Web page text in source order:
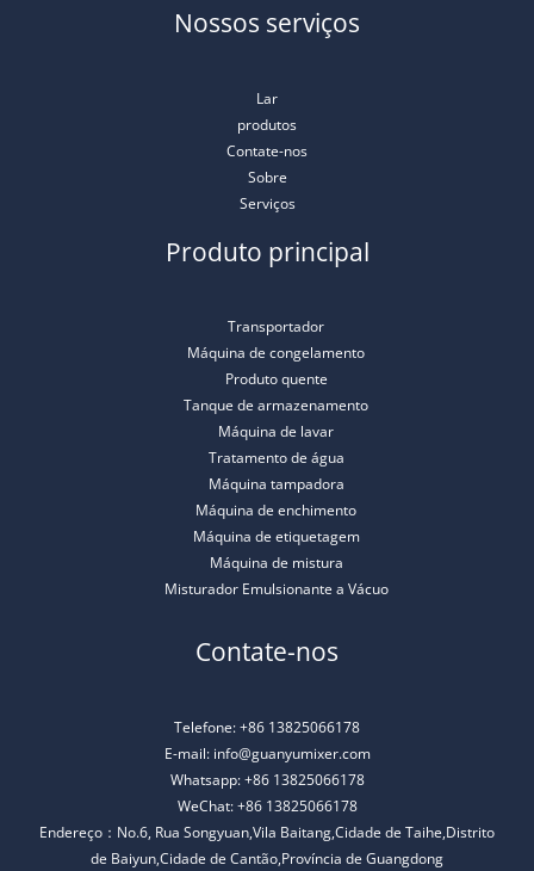
Nossos serviços
Lar
produtos
Contate-nos
Sobre
Serviços
Produto principal
Transportador
Máquina de congelamento
Produto quente
Tanque de armazenamento
Máquina de lavar
Tratamento de água
Máquina tampadora
Máquina de enchimento
Máquina de etiquetagem
Máquina de mistura
Misturador Emulsionante a Vácuo
Contate-nos
Telefone: +86 13825066178
E-mail: info@guanyumixer.com
Whatsapp: +86 13825066178
WeChat: +86 13825066178
Endereço：No.6, Rua Songyuan,Vila Baitang,Cidade de Taihe,Distrito
de Baiyun,Cidade de Cantão,Província de Guangdong